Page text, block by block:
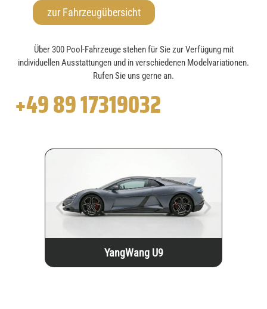
zur Fahrzeugübersicht
Über 300 Pool-Fahrzeuge stehen für Sie zur Verfügung mit
individuellen Ausstattungen und in verschiedenen Modelvariationen.
Rufen Sie uns gerne an.
+49 89 17319032
YangWang U9